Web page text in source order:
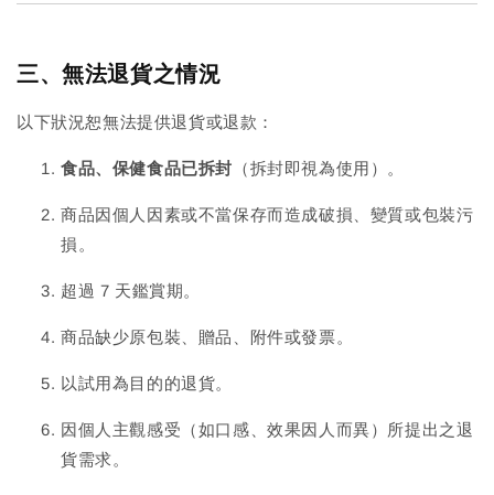
三、無法退貨之情況
以下狀況恕無法提供退貨或退款：
食品、保健食品已拆封 （拆封即視為使用）。
商品因個人因素或不當保存而造成破損、變質或包裝污
損。
超過 7 天鑑賞期。
商品缺少原包裝、贈品、附件或發票。
以試用為目的的退貨。
因個人主觀感受（如口感、效果因人而異）所提出之退
貨需求。